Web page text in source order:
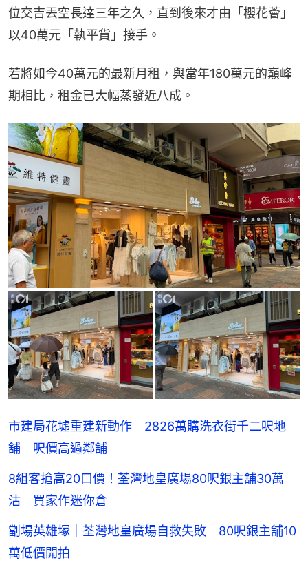
位交吉丟空長達三年之久，直到後來才由「櫻花薈」
以40萬元「執平貨」接手。
若將如今40萬元的最新月租，與當年180萬元的巔峰
期相比，租金已大幅蒸發近八成。
市建局花墟重建新動作 2826萬購洗衣街千二呎地
舖 呎價高過鄰舖
8組客搶高20口價！荃灣地皇廣場80呎銀主舖30萬
沽 買家作迷你倉
劏場英雄塚｜荃灣地皇廣場自救失敗 80呎銀主舖10
萬低價開拍